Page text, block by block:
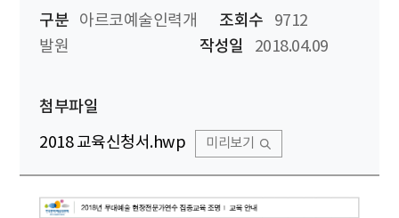
구분
아르코예술인력개
발원
조회수
9712
작성일
2018.04.09
첨부파일
2018 교육신청서.hwp
미리보기